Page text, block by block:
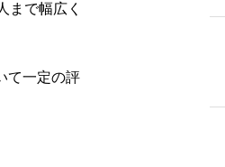
まで幅広く
て一定の評